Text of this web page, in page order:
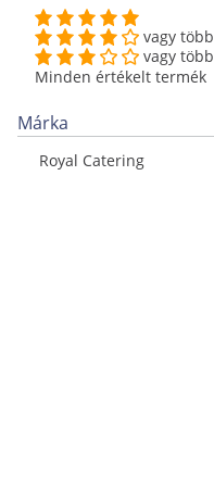
vagy több
vagy több
Minden értékelt termék
Márka
Royal Catering